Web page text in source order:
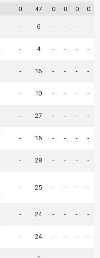
0 47 0 0 0 0
- 6 - - - -
- 4 - - - -
- 16 - - - -
- 10 - - - -
- 27 - - - -
- 16 - - - -
- 28 - - - -
- 25 - - - -
- 24 - - - -
- 24 - - - -